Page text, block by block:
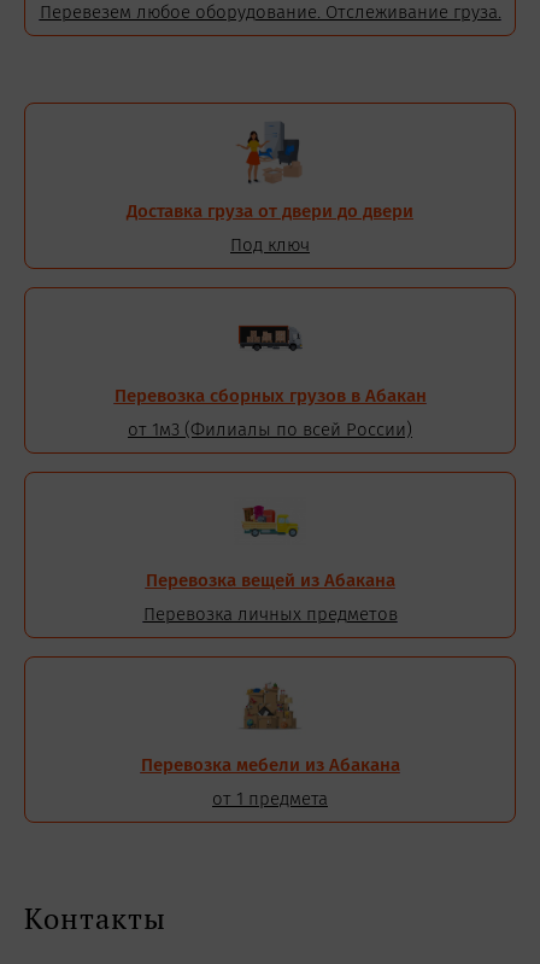
Перевезем любое оборудование. Отслеживание груза.
Доставка груза от двери до двери
Под ключ
Перевозка сборных грузов в Абакан
от 1м3 (Филиалы по всей России)
Перевозка вещей из Абакана
Перевозка личных предметов
Перевозка мебели из Абакана
от 1 предмета
Контакты